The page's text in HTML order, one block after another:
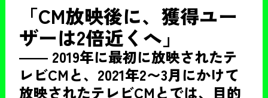
「CM放映後に、獲得ユー
ザーは2倍近くへ」
―― 2019年に最初に放映されたテ
レビCMと、2021年2〜3月にかけて
放映されたテレビCMとでは、目的